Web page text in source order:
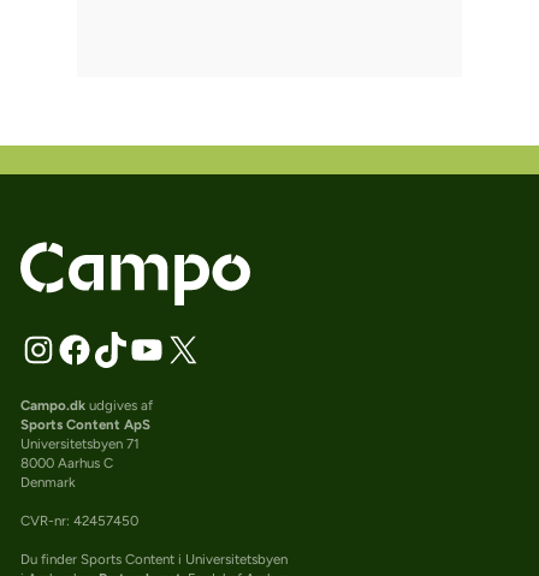
Campo.dkudgives af
Sports Content ApS
Universitetsbyen 71
8000 Aarhus C
Denmark
CVR-nr: 42457450
Du finder Sports Content i Universitetsbyen